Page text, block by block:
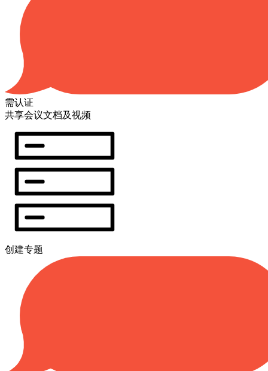
需认证
共享会议文档及视频
创建专题